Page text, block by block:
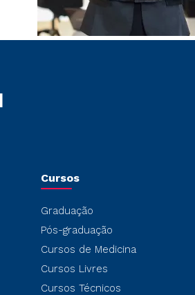
Cursos
Graduação
Pós-graduação
Cursos de Medicina
Cursos Livres
Cursos Técnicos